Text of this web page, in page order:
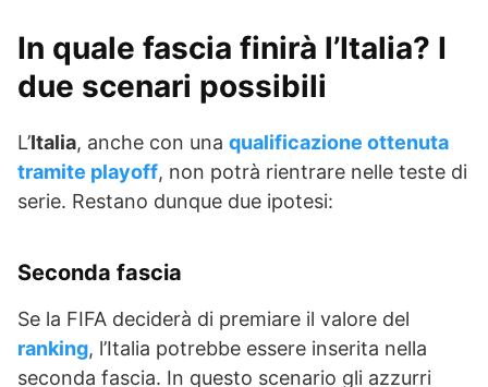
In quale fascia finirà l’Italia? I
due scenari possibili
L’Italia, anche con una qualificazione ottenuta
tramite playoff, non potrà rientrare nelle teste di
serie. Restano dunque due ipotesi:
Seconda fascia
Se la FIFA deciderà di premiare il valore del
ranking, l’Italia potrebbe essere inserita nella
seconda fascia. In questo scenario gli azzurri